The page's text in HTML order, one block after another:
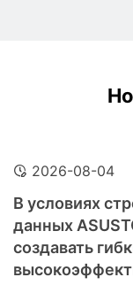
2026-08-04
В условиях
данных
создавать